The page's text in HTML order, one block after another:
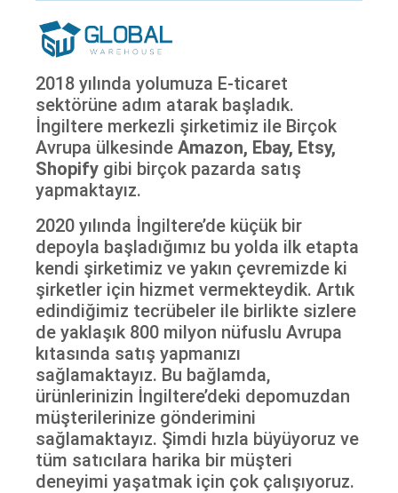
2018 yılında yolumuza E-ticaret
sektörüne adım atarak başladık.
İngiltere merkezli şirketimiz ile Birçok
Avrupa ülkesinde Amazon, Ebay, Etsy,
Shopify gibi birçok pazarda satış
yapmaktayız.
2020 yılında İngiltere’de küçük bir
depoyla başladığımız bu yolda ilk etapta
kendi şirketimiz ve yakın çevremizde ki
şirketler için hizmet vermekteydik. Artık
edindiğimiz tecrübeler ile birlikte sizlere
de yaklaşık 800 milyon nüfuslu Avrupa
kıtasında satış yapmanızı
sağlamaktayız. Bu bağlamda,
ürünlerinizin İngiltere’deki depomuzdan
müşterilerinize gönderimini
sağlamaktayız. Şimdi hızla büyüyoruz ve
tüm satıcılara harika bir müşteri
deneyimi yaşatmak için çok çalışıyoruz.